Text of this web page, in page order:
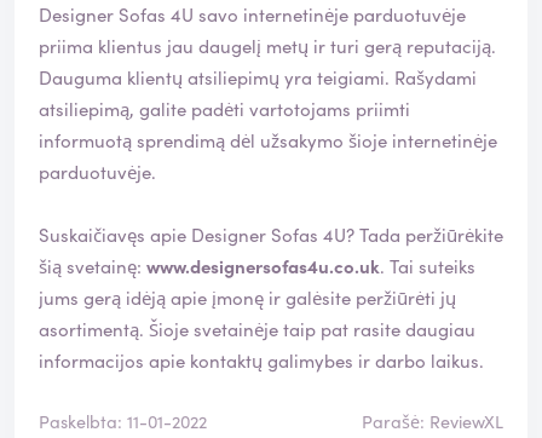
Designer Sofas 4U savo internetinėje parduotuvėje
priima klientus jau daugelį metų ir turi gerą reputaciją.
Dauguma klientų atsiliepimų yra teigiami. Rašydami
atsiliepimą, galite padėti vartotojams priimti
informuotą sprendimą dėl užsakymo šioje internetinėje
parduotuvėje.
Suskaičiavęs apie Designer Sofas 4U? Tada peržiūrėkite
šią svetainę: www.designersofas4u.co.uk. Tai suteiks
jums gerą idėją apie įmonę ir galėsite peržiūrėti jų
asortimentą. Šioje svetainėje taip pat rasite daugiau
informacijos apie kontaktų galimybes ir darbo laikus.
Paskelbta: 11-01-2022 Parašė: ReviewXL